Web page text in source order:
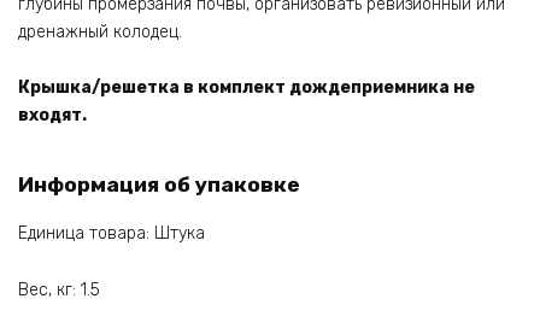
дренажный колодец.
Крышка/решетка в комплект дождеприемника не
входят.
Информация об упаковке
Единица товара: Штука
Вес, кг: 1.5